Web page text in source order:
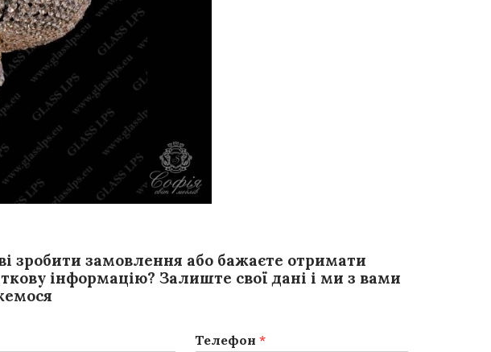
зробити замовлення або бажаєте отримати
інформацію? Залиште свої дані і ми з вами
Телефон *